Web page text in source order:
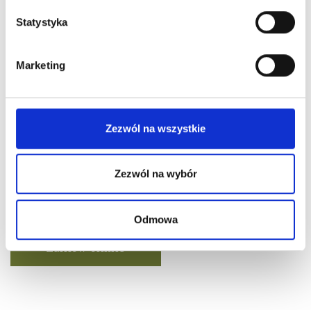
Statystyka
Marketing
Zezwól na wszystkie
Zezwól na wybór
Odmowa
Piotrkowska 21, 98-100 Łask
Gotówka, karta lub szybki przelew
Zamów online